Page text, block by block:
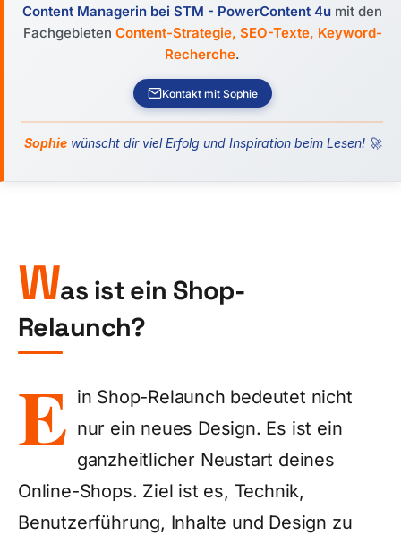
Content Managerin bei STM - PowerContent 4u mit den
Fachgebieten Content-Strategie, SEO-Texte, Keyword-
Recherche.
Kontakt mit Sophie
Sophiewünscht dir viel Erfolg und Inspiration beim Lesen! 🚀
Was ist ein Shop-
Relaunch?
E in Shop-Relaunch bedeutet nicht
nur ein neues Design. Es ist ein
ganzheitlicher Neustart deines
Online-Shops. Ziel ist es, Technik,
Benutzerführung, Inhalte und Design zu